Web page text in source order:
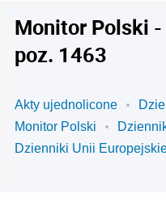
Monitor Polski
poz. 1463
Akty ujednolicone
Monitor Polski
Dzienniki Unii